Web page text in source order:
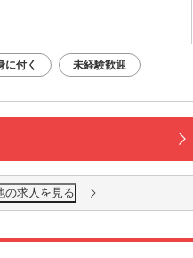
に付く 未経験歓迎
の求人を見る